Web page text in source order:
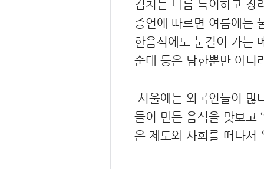
김치는 나름 특이하고 장
증언에 따르면 여름에는
한음식에도 눈길이 가는
순대 등은 남한뿐만 아니
서울에는 외국인들이 많
들이 만든 음식을 맛보고
은 제도와 사회를 떠나서